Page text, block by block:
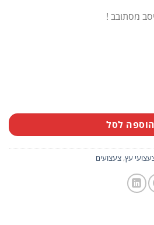
מסתובב !
הוספה לסל
עץ, צעצועים